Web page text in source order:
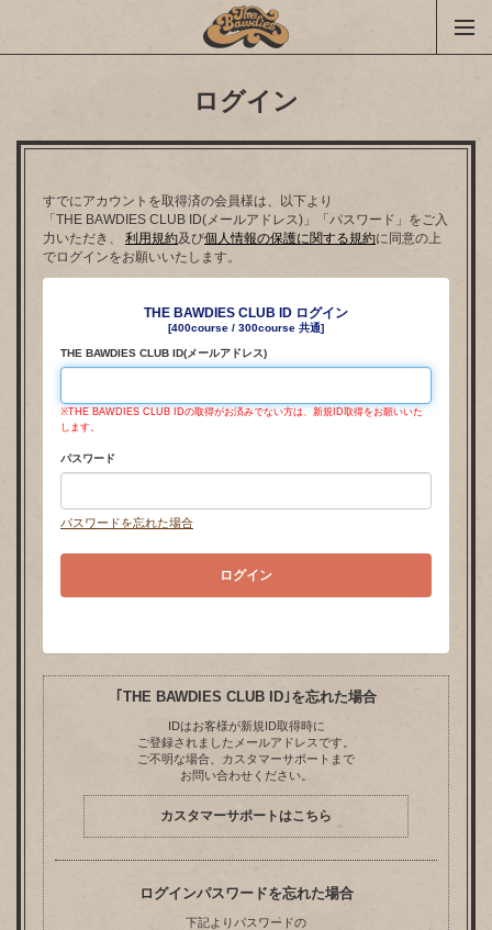
ログイン
すでにアカウントを取得済の会員様は、以下より
「THE BAWDIES CLUB ID(メールアドレス)」「パスワード」をご入
力いただき、
利用規約及び個人情報の保護に関する規約に同意の上
でログインをお願いいたします。
THE BAWDIES CLUB ID ログイン
[400course / 300course 共通]
THE BAWDIES CLUB ID(メールアドレス)
※THE BAWDIES CLUB IDの取得がお済みでない方は、新規ID取得をお願いいた
します。
パスワード
パスワードを忘れた場合
｢THE BAWDIES CLUB ID｣を忘れた場合
IDはお客様が新規ID取得時に
ご登録されましたメールアドレスです。
ご不明な場合、カスタマーサポートまで
お問い合わせください。
カスタマーサポートはこちら
ログインパスワードを忘れた場合
下記よりパスワードの